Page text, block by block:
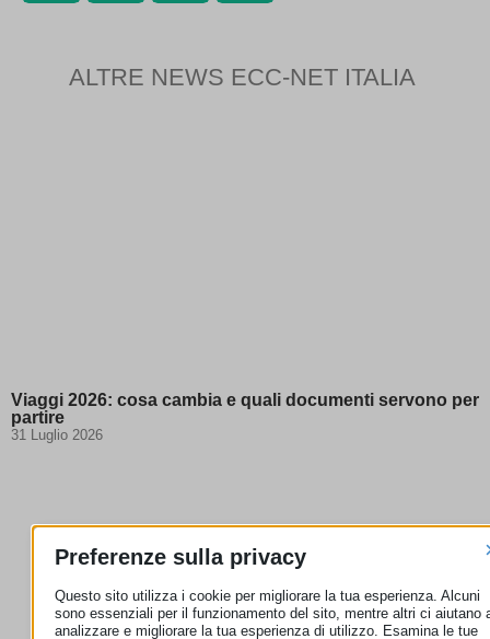
ALTRE NEWS ECC-NET ITALIA
Viaggi 2026: cosa cambia e quali documenti servono per
partire
31 Luglio 2026
Preferenze sulla privacy
Questo sito utilizza i cookie per migliorare la tua esperienza. Alcuni
sono essenziali per il funzionamento del sito, mentre altri ci aiutano
analizzare e migliorare la tua esperienza di utilizzo. Esamina le tue